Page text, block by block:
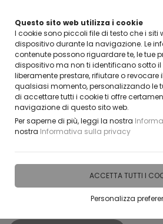
Questo sito web utilizza i cookie
I cookie sono piccoli file di testo che i
dispositivo durante la navigazione. Le
contenute possono riguardare te, le tue
dispositivo ma non ti identificano sotto il
liberamente prestare, rifiutare o revocare
qualsiasi momento, personalizzando le
di accettare tutti i cookie ti offre
navigazione di questo sito web.
Per saperne di più, leggi la nostra
nostra Informativa sulla privacy
ACCETTA TUTTI I
Personalizza
CLICCA E SCOPRI I
Home Vetreria Porte tuttovetro
Porte tuttovetro per